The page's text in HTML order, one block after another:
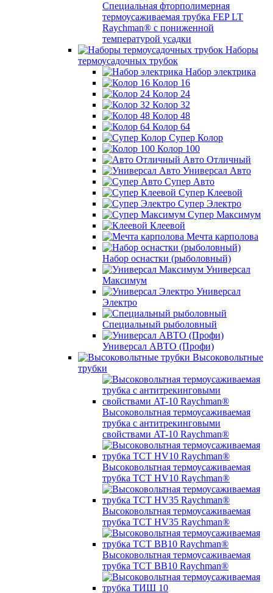
Специальная фторполимерная
термоусаживаемая трубка FEP LT
Raychman® с пониженной
температурой усадки
Наборы
термоусадочных трубок
Набор электрика
Колор 16
Колор 24
Колор 32
Колор 48
Колор 64
Супер Колор
Колор 100
Авто Отличный
Универсал Авто
Супер Авто
Супер Клеевой
Супер Электро
Супер Максимум
Клеевой
Мечта карполова
Набор оснастки (рыболовный)
Универсал
Максимум
Универсал
Электро
Специальный рыболовный
Универсал АВТО (Профи)
Высоковольтные
трубки
Высоковольтная термоусаживаемая
трубка с антитрекинговыми
свойствами AT-10 Raychman®
Высоковольтная термоусаживаемая
трубка TCT HV10 Raychman®
Высоковольтная термоусаживаемая
трубка TCT HV35 Raychman®
Высоковольтная термоусаживаемая
трубка TCT BB10 Raychman®